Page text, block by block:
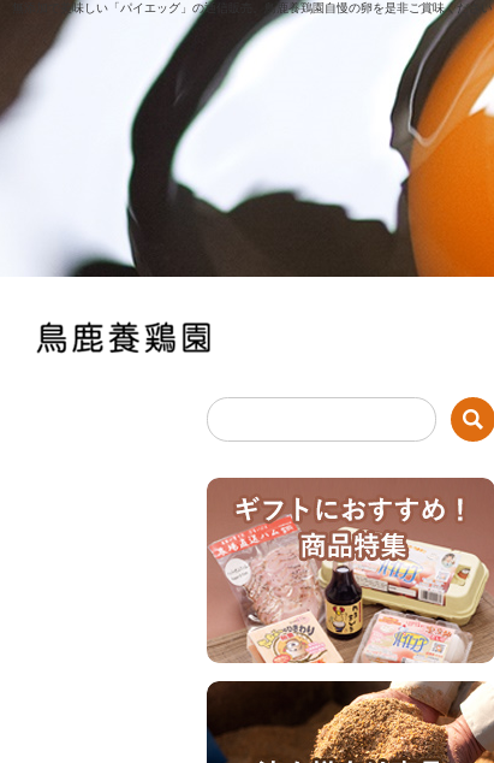
無添加で美味しい「パイエッグ」の通信販売。鳥鹿養鶏園自慢の卵を是非ご賞味ください